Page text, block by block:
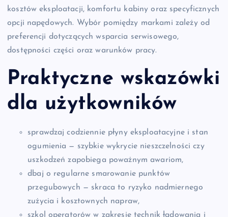
kosztów eksploatacji, komfortu kabiny oraz specyficznych
opcji napędowych. Wybór pomiędzy markami zależy od
preferencji dotyczących wsparcia serwisowego,
dostępności części oraz warunków pracy.
Praktyczne wskazówki
dla użytkowników
sprawdzaj codziennie płyny eksploatacyjne i stan
ogumienia — szybkie wykrycie nieszczelności czy
uszkodzeń zapobiega poważnym awariom,
dbaj o regularne smarowanie punktów
przegubowych — skraca to ryzyko nadmiernego
zużycia i kosztownych napraw,
szkol operatorów w zakresie technik ładowania i